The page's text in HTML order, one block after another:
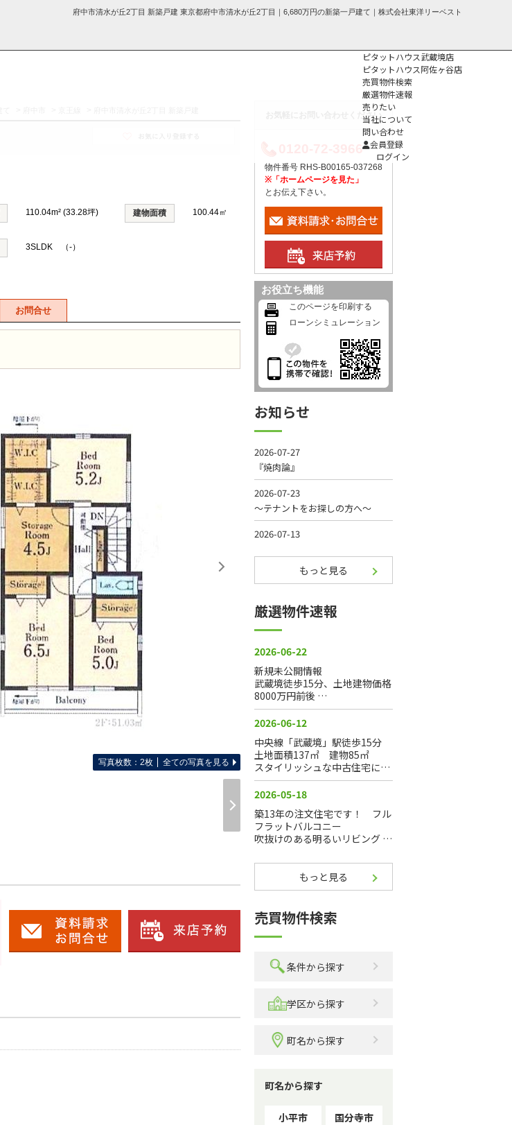
府中市清水が丘2丁目 新築戸建 東京都府中市清水が丘2丁目｜6,680万円の新築一戸建て｜株式会社東洋リーベスト
ピタットハウス武蔵境店
ピタットハウス阿佐ヶ谷店
売買物件検索
厳選物件速報
売りたい
当社について
問い合わせ
会員登録
ログイン
110.04m² (33.28坪) 建物面積 100.44㎡
3SLDK （-）
お問合せ
写真枚数：2枚 全ての写真を見る
お気軽にお問い合わせください
0120-72-3966
物件番号 RHS-B00165-037268
※「ホームページを見た」
とお伝え下さい。
お役立ち機能
このページを印刷する
ローンシミュレーション
お知らせ
もっと見る
厳選物件速報
もっと見る
売買物件検索
条件から探す
学区から探す
町名から探す
町名から探す
小平市
国分寺市